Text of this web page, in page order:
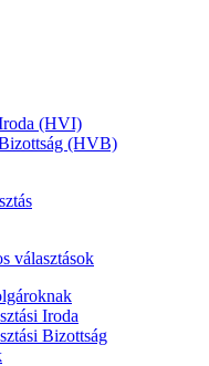
(HVI)
(HVB)
választások
Iroda
Bizottság